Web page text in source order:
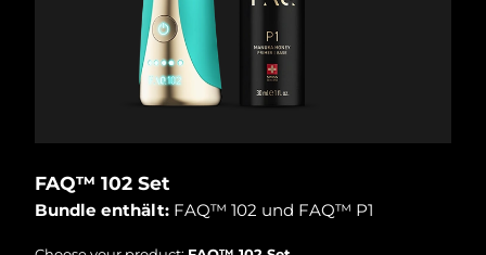
FAQ™ 102 Set
Bundle enthält: FAQ™ 102 und FAQ™ P1Erwartete Lieferung